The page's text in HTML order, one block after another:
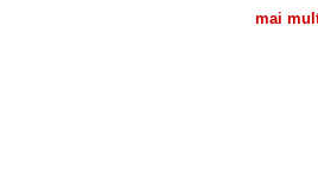
mai